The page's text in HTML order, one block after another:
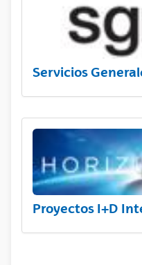
Servicios
Proyectos I+D